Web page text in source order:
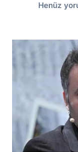
Henüz